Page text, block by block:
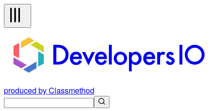
produced by Classmethod